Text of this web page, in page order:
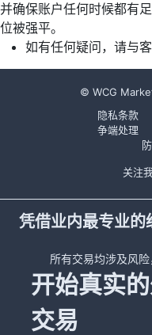
并确保账户任何时候都有
位被强平。
如有任何疑问，请与客
© WCG
隐私条款
争端处理
关注
凭借业内最专业的
所有交易均涉及风险
开始真实
交易